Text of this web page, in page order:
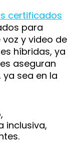
certificados
para
y video de
híbridas, ya
aseguran
sea en la
inclusiva,